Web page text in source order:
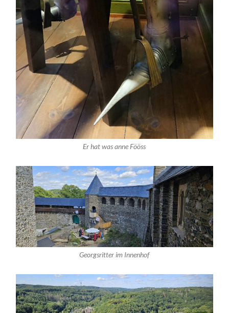
Er hat was anne Fööss
Georgsritter im Innenhof